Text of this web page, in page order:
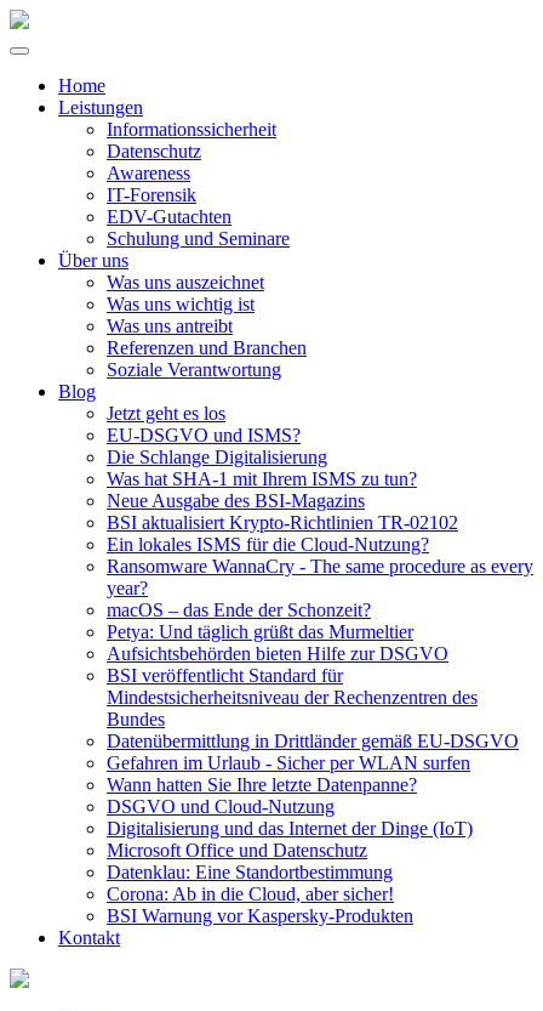
Home
Leistungen
Informationssicherheit
Datenschutz
Awareness
IT-Forensik
EDV-Gutachten
Schulung und Seminare
Über uns
Was uns auszeichnet
Was uns wichtig ist
Was uns antreibt
Referenzen und Branchen
Soziale Verantwortung
Blog
Jetzt geht es los
EU-DSGVO und ISMS?
Die Schlange Digitalisierung
Was hat SHA-1 mit Ihrem ISMS zu tun?
Neue Ausgabe des BSI-Magazins
BSI aktualisiert Krypto-Richtlinien TR-02102
Ein lokales ISMS für die Cloud-Nutzung?
Ransomware WannaCry - The same procedure as every
year?
macOS – das Ende der Schonzeit?
Petya: Und täglich grüßt das Murmeltier
Aufsichtsbehörden bieten Hilfe zur DSGVO
BSI veröffentlicht Standard für
Mindestsicherheitsniveau der Rechenzentren des
Bundes
Datenübermittlung in Drittländer gemäß EU-DSGVO
Gefahren im Urlaub - Sicher per WLAN surfen
Wann hatten Sie Ihre letzte Datenpanne?
DSGVO und Cloud-Nutzung
Digitalisierung und das Internet der Dinge (IoT)
Microsoft Office und Datenschutz
Datenklau: Eine Standortbestimmung
Corona: Ab in die Cloud, aber sicher!
BSI Warnung vor Kaspersky-Produkten
Kontakt